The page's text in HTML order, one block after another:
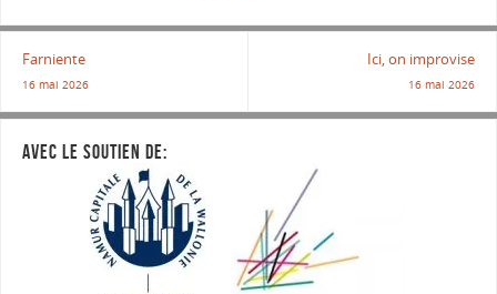
Farniente
16 mai 2026
Ici, on improvise
16 mai 2026
AVEC LE SOUTIEN DE: